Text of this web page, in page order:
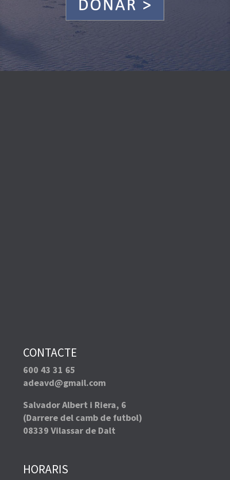
CONTACTE
600 43 31 65
adeavd@gmail.com
Salvador Albert i Riera, 6
(Darrere del camb de futbol)
08339 Vilassar de Dalt
HORARIS